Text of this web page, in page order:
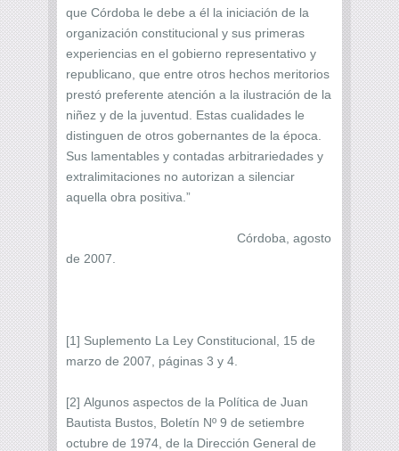
que Córdoba le debe a él la iniciación de la
organización constitucional y sus primeras
experiencias en el gobierno representativo y
republicano, que entre otros hechos meritorios
prestó preferente atención a la ilustración de la
niñez y de la juventud. Estas cualidades le
distinguen de otros gobernantes de la época.
Sus lamentables y contadas arbitrariedades y
extralimitaciones no autorizan a silenciar
aquella obra positiva.”
Córdoba, agosto
de 2007.
[1] Suplemento La Ley Constitucional, 15 de
marzo de 2007, páginas 3 y 4.
[2] Algunos aspectos de la Política de Juan
Bautista Bustos, Boletín Nº 9 de setiembre
octubre de 1974, de la Dirección General de